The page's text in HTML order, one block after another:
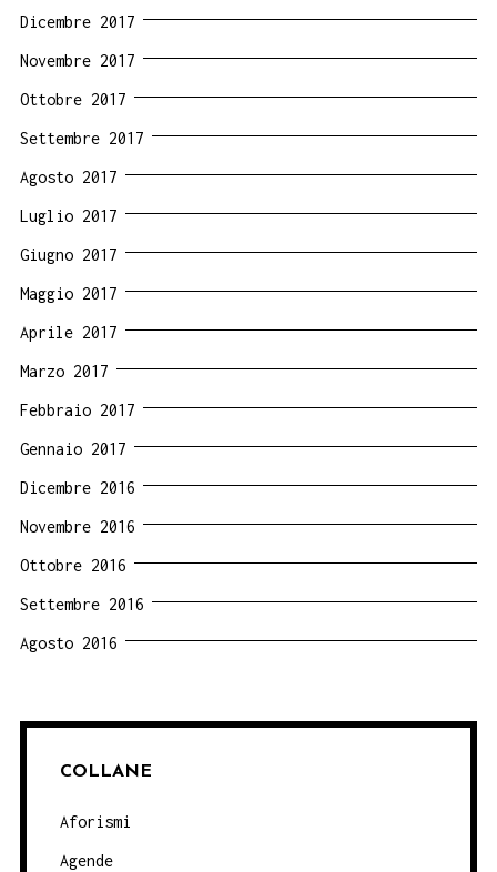
Dicembre 2017
Novembre 2017
Ottobre 2017
Settembre 2017
Agosto 2017
Luglio 2017
Giugno 2017
Maggio 2017
Aprile 2017
Marzo 2017
Febbraio 2017
Gennaio 2017
Dicembre 2016
Novembre 2016
Ottobre 2016
Settembre 2016
Agosto 2016
COLLANE
Aforismi
Agende